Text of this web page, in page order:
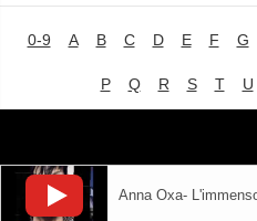
Anna Oxa-
0-9 A B C D E F G
P Q R S T U